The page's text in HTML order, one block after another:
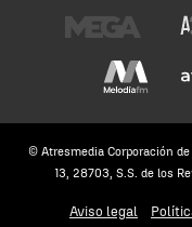
© Atresmedia Corporación
13, 28703, S.S. de los
Aviso legal